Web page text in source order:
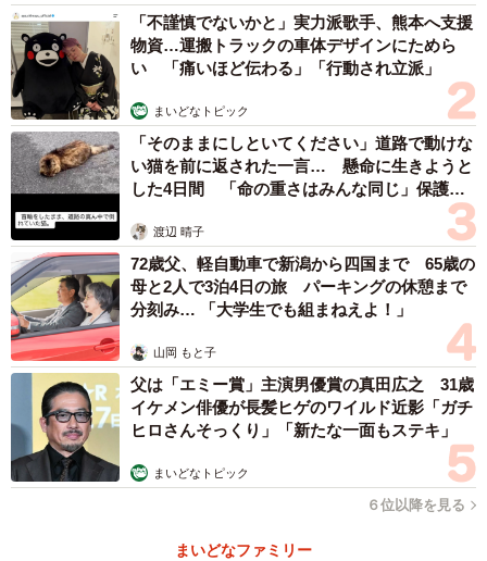
「不謹慎でないかと」実力派歌手、熊本へ支援
物資…運搬トラックの車体デザインにためら
い 「痛いほど伝わる」「行動され立派」
まいどなトピック
「そのままにしといてください」道路で動けな
い猫を前に返された一言… 懸命に生きようと
した4日間 「命の重さはみんな同じ」保護団
渡辺 晴子
72歳父、軽自動車で新潟から四国まで 65歳の
母と2人で3泊4日の旅 パーキングの休憩まで
分刻み… 「大学生でも組まねえよ！」
山岡 もと子
父は「エミー賞」主演男優賞の真田広之 31歳
イケメン俳優が長髪ヒゲのワイルド近影「ガチ
ヒロさんそっくり」「新たな一面もステキ」
まいどなトピック
６位以降を見る
まいどなファミリー